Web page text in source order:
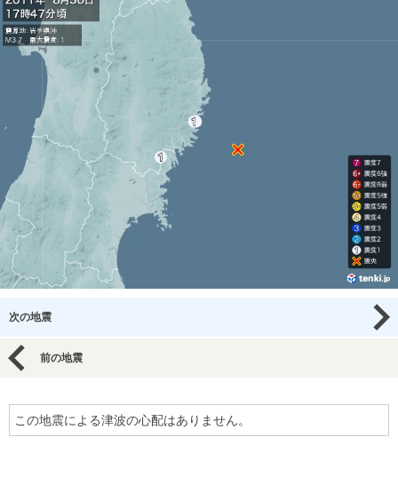
次の地震
前の地震
この地震による津波の心配はありません。